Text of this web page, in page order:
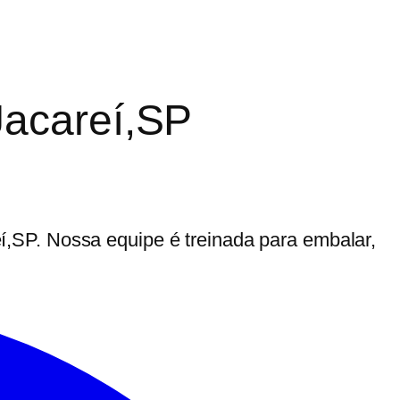
Nossa equipe é treinada para embalar,